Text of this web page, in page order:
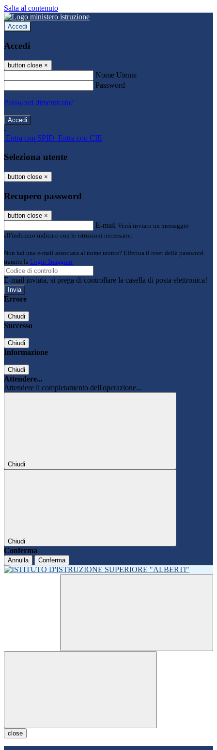
Salta al contenuto
Accedi
Accedi
button close ×
Nome Utente
Password
Password dimenticata?
-
Entra con SPID Entra con CIE
Seleziona utente
button close ×
Recupero password
button close ×
E-mail Verrà inviato un messaggio
all'indirizzo indicato con le istruzioni necessarie.
Non hai una e-mail associata al nome utente? Effettua il reset della password
tramite la Login Spaggiari
E-mail inviata, si prega di controllare la casella di posta elettronica!
Errore
Chiudi
Successo
Chiudi
Informazione
Chiudi
Attendere...
Attendere il completamento dell'operazione...
Chiudi
Chiudi
Conferma
Annulla Conferma
close